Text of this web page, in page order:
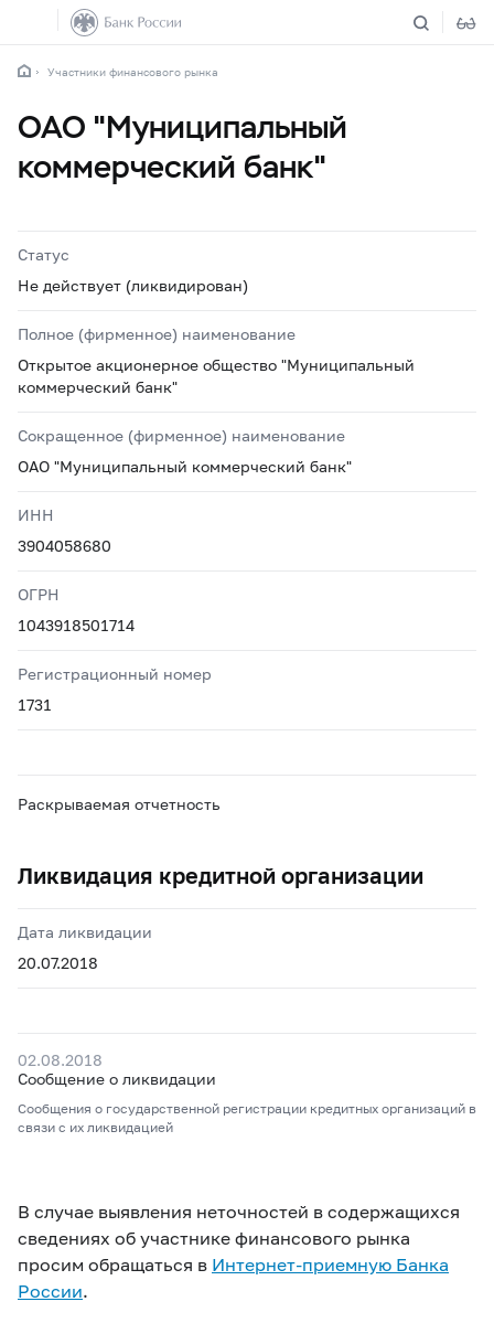
Участники финансового рынка
ОАО "Муниципальный
коммерческий банк"
Статус
Не действует (ликвидирован)
Полное (фирменное) наименование
Открытое акционерное общество "Муниципальный
коммерческий банк"
Сокращенное (фирменное) наименование
ОАО "Муниципальный коммерческий банк"
ИНН
3904058680
ОГРН
1043918501714
Регистрационный номер
1731
Раскрываемая отчетность
Ликвидация кредитной организации
Дата ликвидации
20.07.2018
02.08.2018
Сообщение о ликвидации
Сообщения о государственной регистрации кредитных организаций в
связи с их ликвидацией
В случае выявления неточностей в содержащихся
сведениях об участнике финансового рынка
просим обращаться в Интернет-приемную Банка
России.